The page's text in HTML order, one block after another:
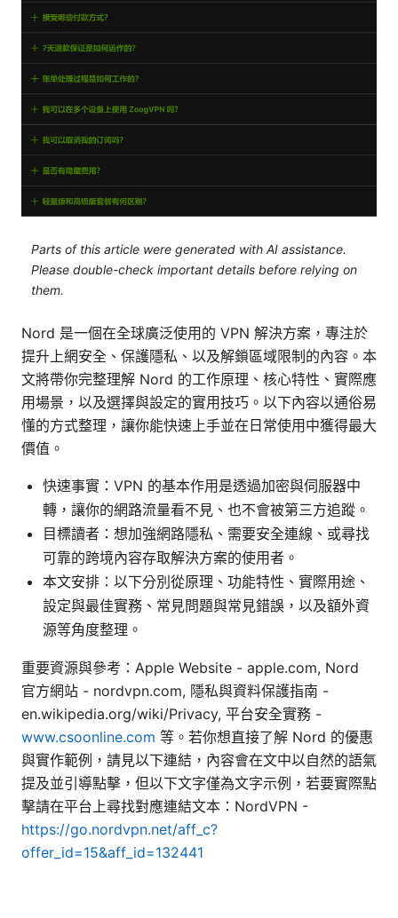
Parts of this article were generated with AI assistance.
Please double-check important details before relying on
them.
Nord 是一個在全球廣泛使用的 VPN 解決方案，專注於
提升上網安全、保護隱私、以及解鎖區域限制的內容。本
文將帶你完整理解 Nord 的工作原理、核心特性、實際應
用場景，以及選擇與設定的實用技巧。以下內容以通俗易
懂的方式整理，讓你能快速上手並在日常使用中獲得最大
價值。
快速事實：VPN 的基本作用是透過加密與伺服器中
轉，讓你的網路流量看不見、也不會被第三方追蹤。
目標讀者：想加強網路隱私、需要安全連線、或尋找
可靠的跨境內容存取解決方案的使用者。
本文安排：以下分別從原理、功能特性、實際用途、
設定與最佳實務、常見問題與常見錯誤，以及額外資
源等角度整理。
重要資源與參考：Apple Website - apple.com, Nord
官方網站 - nordvpn.com, 隱私與資料保護指南 -
en.wikipedia.org/wiki/Privacy, 平台安全實務 -
www.csoonline.com 等。若你想直接了解 Nord 的優惠
與實作範例，請見以下連結，內容會在文中以自然的語氣
提及並引導點擊，但以下文字僅為文字示例，若要實際點
擊請在平台上尋找對應連結文本：NordVPN -
https://go.nordvpn.net/aff_c?
offer_id=15&aff_id=132441